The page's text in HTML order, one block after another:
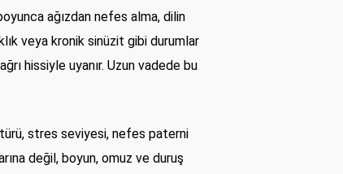
ağızdan nefes alma, dilin
veya kronik sinüzit gibi durumlar
hissiyle uyanır. Uzun vadede bu
stres seviyesi, nefes paterni
değil, boyun, omuz ve duruş